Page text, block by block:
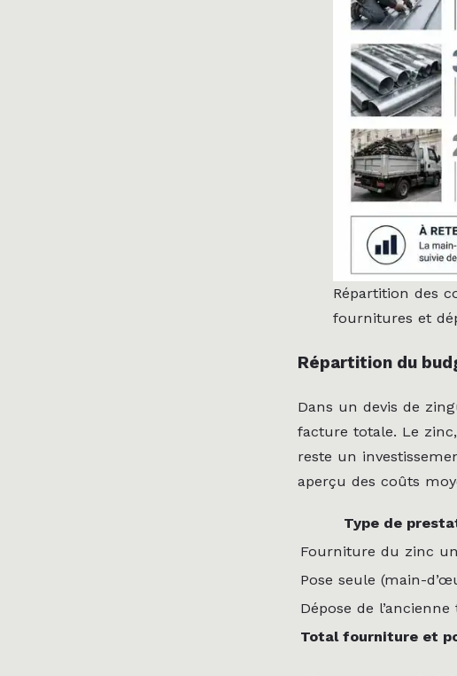
Répartition des
fournitures et
Répartition du
Dans un devis de
facture totale. Le
reste un
aperçu des coûts
Type de
Fourniture du zinc
Pose seule (main-
Dépose de
Total fourniture et